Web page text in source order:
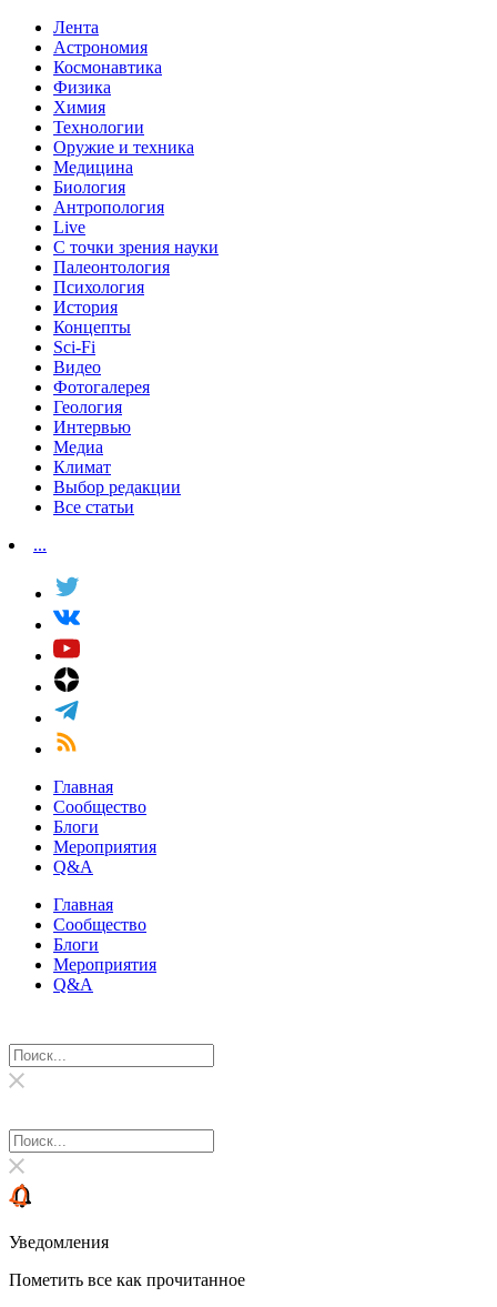
Лента
Астрономия
Космонавтика
Физика
Химия
Технологии
Оружие и техника
Медицина
Биология
Антропология
Live
С точки зрения науки
Палеонтология
Психология
История
Концепты
Sci-Fi
Видео
Фотогалерея
Геология
Интервью
Медиа
Климат
Выбор редакции
Все статьи
...
Главная
Сообщество
Блоги
Мероприятия
Q&A
Главная
Сообщество
Блоги
Мероприятия
Q&A
Уведомления
Пометить все как прочитанное